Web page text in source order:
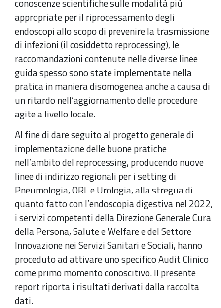
conoscenze scientifiche sulle modalità più
appropriate per il riprocessamento degli
endoscopi allo scopo di prevenire la trasmissione
di infezioni (il cosiddetto reprocessing), le
raccomandazioni contenute nelle diverse linee
guida spesso sono state implementate nella
pratica in maniera disomogenea anche a causa di
un ritardo nell’aggiornamento delle procedure
agite a livello locale.
Al fine di dare seguito al progetto generale di
implementazione delle buone pratiche
nell’ambito del reprocessing, producendo nuove
linee di indirizzo regionali per i setting di
Pneumologia, ORL e Urologia, alla stregua di
quanto fatto con l’endoscopia digestiva nel 2022,
i servizi competenti della Direzione Generale Cura
della Persona, Salute e Welfare e del Settore
Innovazione nei Servizi Sanitari e Sociali, hanno
proceduto ad attivare uno specifico Audit Clinico
come primo momento conoscitivo. Il presente
report riporta i risultati derivati dalla raccolta
dati.